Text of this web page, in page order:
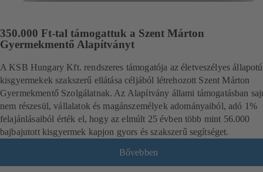
350.000 Ft-tal támogattuk a Szent Márton
Gyermekmentő Alapítványt
A KSB Hungary Kft. rendszeres támogatója az életveszélyes állapotú
kisgyermekek szakszerű ellátása céljából létrehozott Szent Márton
Gyermekmentő Szolgálatnak. Az Alapítvány állami támogatásban
nem részesül, vállalatok és magánszemélyek adományaiból, adó 1%
felajánlásaiból érték el, hogy az elmúlt 25 évben több mint 56.000
bajbajutott kisgyermek kapjon gyors és szakszerű segítséget.
Bővebben